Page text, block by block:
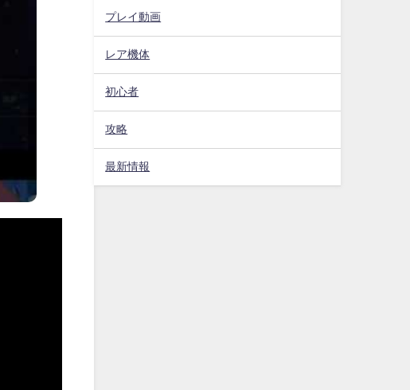
プレイ動画
レア機体
初心者
攻略
最新情報